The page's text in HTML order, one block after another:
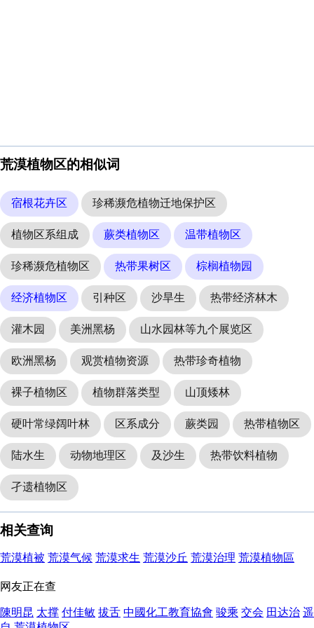
荒漠植物区的相似词
宿根花卉区 珍稀濒危植物迁地保护区
植物区系组成 蕨类植物区 温带植物区
珍稀濒危植物区 热带果树区 棕榈植物园
经济植物区 引种区 沙旱生 热带经济林木
灌木园 美洲黑杨 山水园林等九个展览区
欧洲黑杨 观赏植物资源 热带珍奇植物
裸子植物区 植物群落类型 山顶矮林
硬叶常绿阔叶林 区系成分 蕨类园 热带植物区
陆水生 动物地理区 及沙生 热带饮料植物
孑遗植物区
相关查询
荒漠植被 荒漠气候 荒漠求生 荒漠沙丘 荒漠治理 荒漠植物區
网友正在查
陳明昆 太撑 付佳敏 拔舌 中國化工教育協會 骏乘 交会 田达治 遥